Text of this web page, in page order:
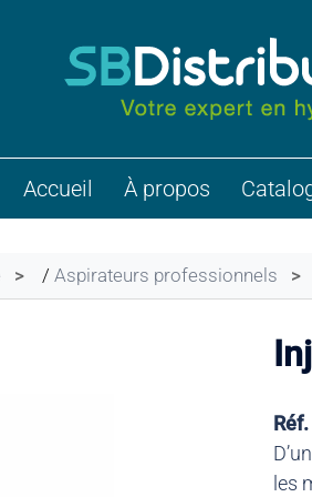
Accueil À propos
/ Aspirateurs professionnels
les